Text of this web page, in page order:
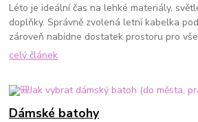
Léto je ideální čas na lehké materiály,
doplňky. Správně zvolená letní kabelka
zároveň nabídne dostatek prostoru pro
celý článek
Dámské batohy